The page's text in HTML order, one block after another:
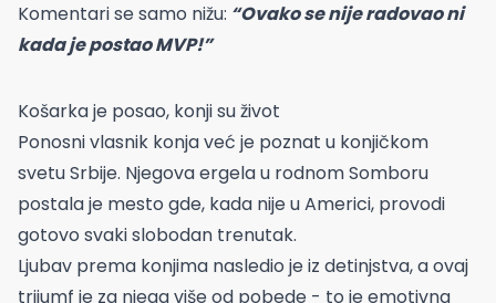
Komentari se samo nižu: “Ovako se nije radovao ni
kada je postao MVP!”
Košarka je posao, konji su život
Ponosni vlasnik konja već je poznat u konjičkom
svetu Srbije. Njegova ergela u rodnom Somboru
postala je mesto gde, kada nije u Americi, provodi
gotovo svaki slobodan trenutak.
Ljubav prema konjima nasledio je iz detinjstva, a ovaj
trijumf je za njega više od pobede - to je emotivna